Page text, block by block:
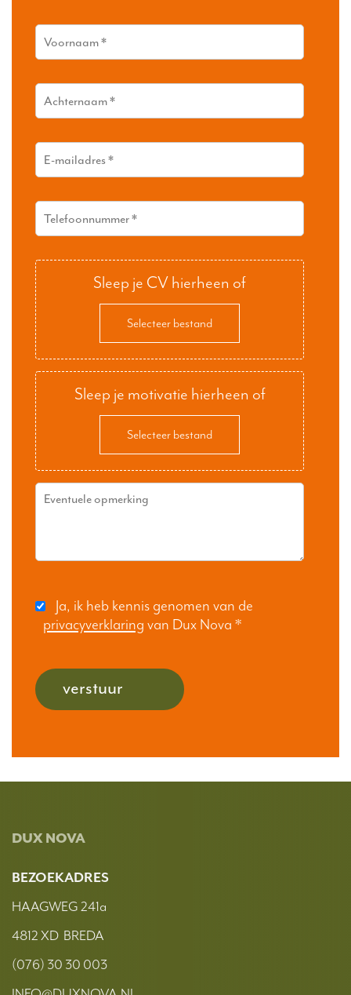
Sleep je CV hierheen of
Selecteer bestand
Sleep je motivatie hierheen of
Selecteer bestand
Ja, ik heb kennis genomen van de
privacyverklaring van Dux Nova *
verstuur
DUX NOVA
BEZOEKADRES
HAAGWEG 241a
4812 XD BREDA
(076) 30 30 003